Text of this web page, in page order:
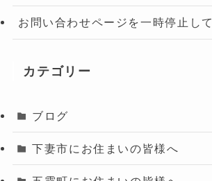
お問い合わせページを一時停止し
カテゴリー
ブログ
下妻市にお住まいの皆様へ